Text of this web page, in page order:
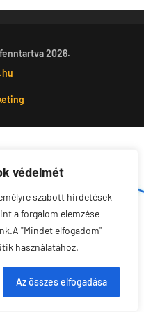
védelmét
szabott hirdetések
a forgalom elemzése
"Mindet elfogadom"
használatához.
Az összes elfogadása
2026.